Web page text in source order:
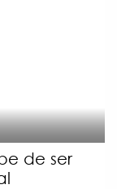
de ser